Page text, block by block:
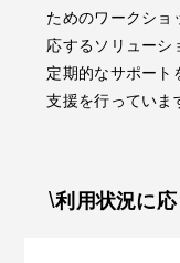
ためのワークショ
応するソリューシ
定期的なサポート
支援を行っていま
\利用状況に